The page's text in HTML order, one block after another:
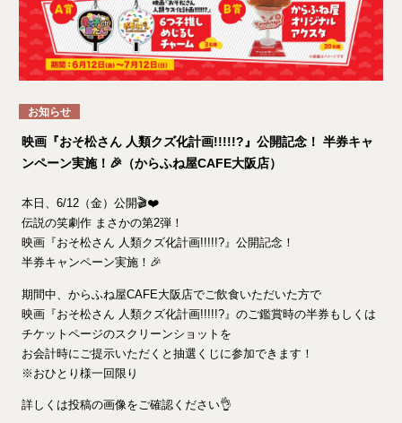
お知らせ
映画『おそ松さん 人類クズ化計画!!!!!?』公開記念！ 半券キャ
ンペーン実施！🎉（からふね屋CAFE大阪店）
本日、6/12（金）公開🎬❤️
伝説の笑劇作 まさかの第2弾！
映画『おそ松さん 人類クズ化計画!!!!!?』公開記念！
半券キャンペーン実施！🎉
期間中、からふね屋CAFE大阪店でご飲食いただいた方で
映画『おそ松さん 人類クズ化計画!!!!!?』のご鑑賞時の半券もしくは
チケットページのスクリーンショットを
お会計時にご提示いただくと抽選くじに参加できます！
※おひとり様一回限り
詳しくは投稿の画像をご確認ください👌